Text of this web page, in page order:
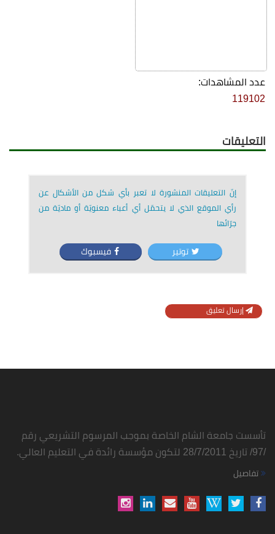
عدد المشاهدات:
119102
التعليقات
إنّ التعليقات المنشورة لا تعبر بأي شكل من الأشكال عن
رأي الموقع الذي لا يتحمّل أي أعباء معنويّة أو ماديّة من
جرّائها
توتير فيسبوك
إرسال تعليق
تأسست جامعة الشام الخاصة بموجب المرسوم التشريعي رقم
/97/ تاريخ 28/7/2011 لتكون مؤسسة رائدة في التعليم العالي.
تفاصيل